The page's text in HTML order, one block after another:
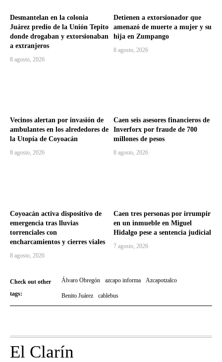
Desmantelan en la colonia
Juárez predio de la Unión Tepito
donde drogaban y extorsionaban
a extranjeros
8 agosto, 2026
Detienen a extorsionador que
amenazó de muerte a mujer y su
hija en Zumpango
8 agosto, 2026
Vecinos alertan por invasión de
ambulantes en los alrededores de
la Utopía de Coyoacán
8 agosto, 2026
Caen seis asesores financieros de
Inverforx por fraude de 700
millones de pesos
8 agosto, 2026
Coyoacán activa dispositivo de
emergencia tras lluvias
torrenciales con
encharcamientos y cierres viales
8 agosto, 2026
Caen tres personas por irrumpir
en un inmueble en Miguel
Hidalgo pese a sentencia judicial
7 agosto, 2026
Check out other
tags:
Álvaro Obregón azcapo informa Azcapotzalco
Benito Juárez cablebus
El Clarín